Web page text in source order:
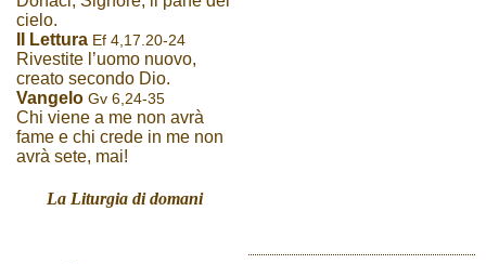
cielo.
II Lettura Ef 4,17.20-24
Rivestite l’uomo nuovo,
creato secondo Dio.
Vangelo Gv 6,24-35
Chi viene a me non avrà
fame e chi crede in me non
avrà sete, mai!
La Liturgia di domani